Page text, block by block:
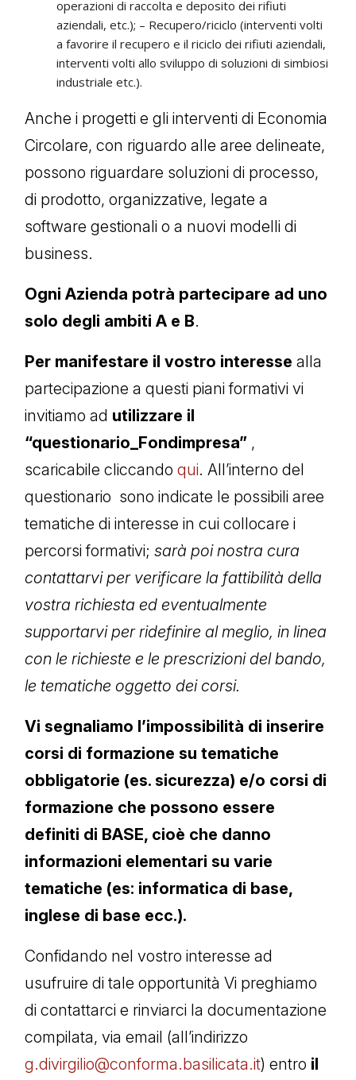
operazioni di raccolta e deposito dei rifiuti
aziendali, etc.); – Recupero/riciclo (interventi volti
a favorire il recupero e il riciclo dei rifiuti aziendali,
interventi volti allo sviluppo di soluzioni di simbiosi
industriale etc.).
Anche i progetti e gli interventi di Economia
Circolare, con riguardo alle aree delineate,
possono riguardare soluzioni di processo,
di prodotto, organizzative, legate a
software gestionali o a nuovi modelli di
business.
Ogni Azienda potrà partecipare ad uno
solo degli ambiti A e B.
Per manifestare il vostro interesse alla
partecipazione a questi piani formativi vi
invitiamo ad utilizzare il
“questionario_Fondimpresa” ,
scaricabile cliccando qui. All’interno del
questionario sono indicate le possibili aree
tematiche di interesse in cui collocare i
percorsi formativi; sarà poi nostra cura
contattarvi per verificare la fattibilità della
vostra richiesta ed eventualmente
supportarvi per ridefinire al meglio, in linea
con le richieste e le prescrizioni del bando,
le tematiche oggetto dei corsi.
Vi segnaliamo l’impossibilità di inserire
corsi di formazione su tematiche
obbligatorie (es. sicurezza) e/o corsi di
formazione che possono essere
definiti di BASE, cioè che danno
informazioni elementari su varie
tematiche (es: informatica di base,
inglese di base ecc.).
Confidando nel vostro interesse ad
usufruire di tale opportunità Vi preghiamo
di contattarci e rinviarci la documentazione
compilata, via email (all’indirizzo
g.divirgilio@conforma.basilicata.it) entro il